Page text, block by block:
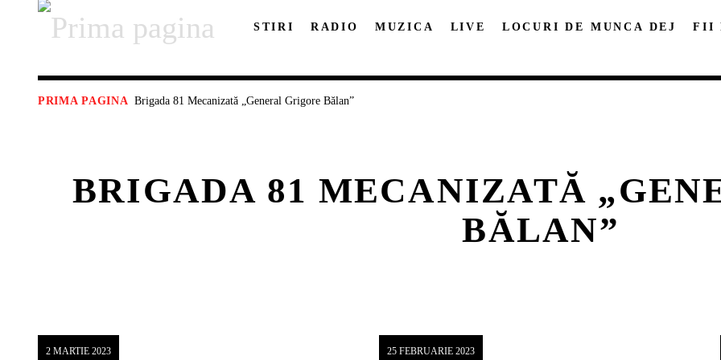
STIRI RADIO MUZICA LIVE LOCURI DE MUNCA DEJ FII
CAUTA IN SITE:
DISTRIBUIE PAGINA PE:
PRIMA PAGINA Brigada 81 Mecanizată „General Grigore Bălan”
BRIGADA 81 MECANIZATĂ
BĂLAN”
2 MARTIE 2023 25 FEBRUARIE 2023